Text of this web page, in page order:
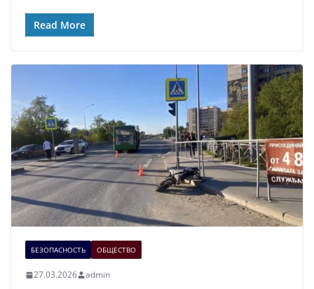
Read More
БЕЗОПАСНОСТЬ ОБЩЕСТВО
27.03.2026 admin